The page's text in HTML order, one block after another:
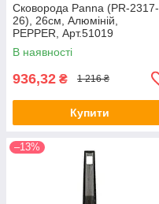
Сковорода Panna (PR-2317-
26), 26см, Алюміній,
PEPPER, Арт.51019
В наявності
936,32 ₴ 1 216 ₴
Купити
–13%